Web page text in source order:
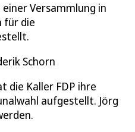
Versammlung in
für die
Schorn
die Kaller FDP ihre
aufgestellt. Jörg